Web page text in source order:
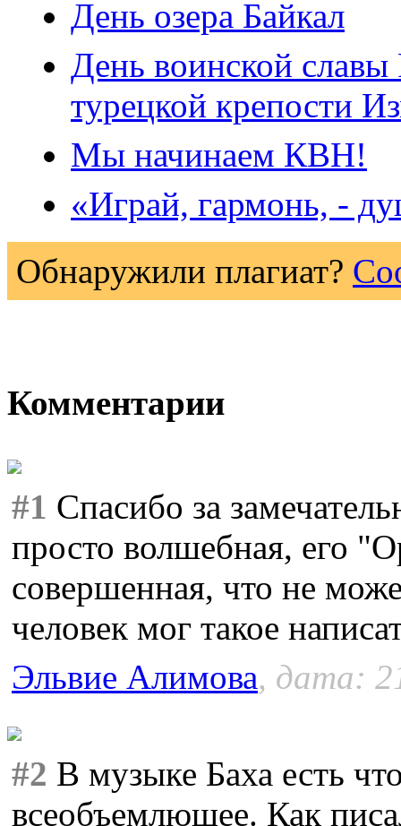
День озера Байкал
День воинской
турецкой крепости
Мы начинаем КВН!
«Играй, гармонь, -
Обнаружили плагиат?
Комментарии
#1 Спасибо за
просто волшебная, его
совершенная, что не
человек мог такое
Эльвие Алимова, дата:
#2 В музыке Баха есть
всеобъемлющее. Как